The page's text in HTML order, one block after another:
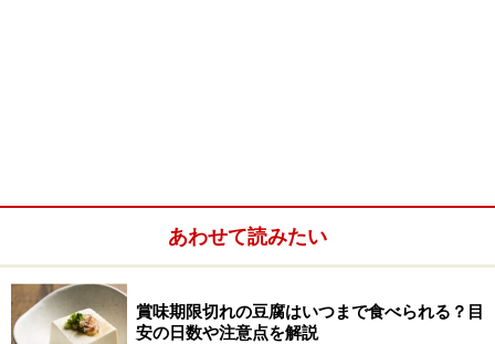
あわせて読みたい
賞味期限切れの豆腐はいつまで食べられる？目
安の日数や注意点を解説